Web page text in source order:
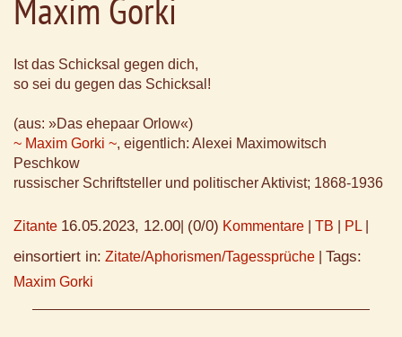
Maxim Gorki
Ist das Schicksal gegen dich,
so sei du gegen das Schicksal!
(aus: »Das ehepaar Orlow«)
~ Maxim Gorki ~, eigentlich: Alexei Maximowitsch
Peschkow
russischer Schriftsteller und politischer Aktivist; 1868-1936
Zitante 16.05.2023, 12.00 (0/0) Kommentare TB PL
einsortiert in: Zitate/Aphorismen/Tagessprüche Tags:
Maxim Gorki